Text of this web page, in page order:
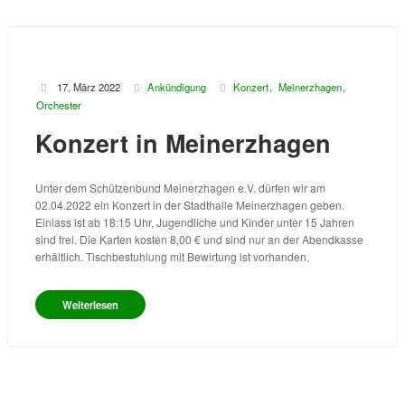
17. März 2022 Ankündigung Konzert
Meinerzhagen
Orchester
Konzert in Meinerzhagen
Unter dem Schützenbund Meinerzhagen e.V. dürfen wir am
02.04.2022 ein Konzert in der Stadthalle Meinerzhagen geben.
Einlass ist ab 18:15 Uhr, Jugendliche und Kinder unter 15 Jahren
sind frei. Die Karten kosten 8,00 € und sind nur an der Abendkasse
erhältlich. Tischbestuhlung mit Bewirtung ist vorhanden.
Weiterlesen